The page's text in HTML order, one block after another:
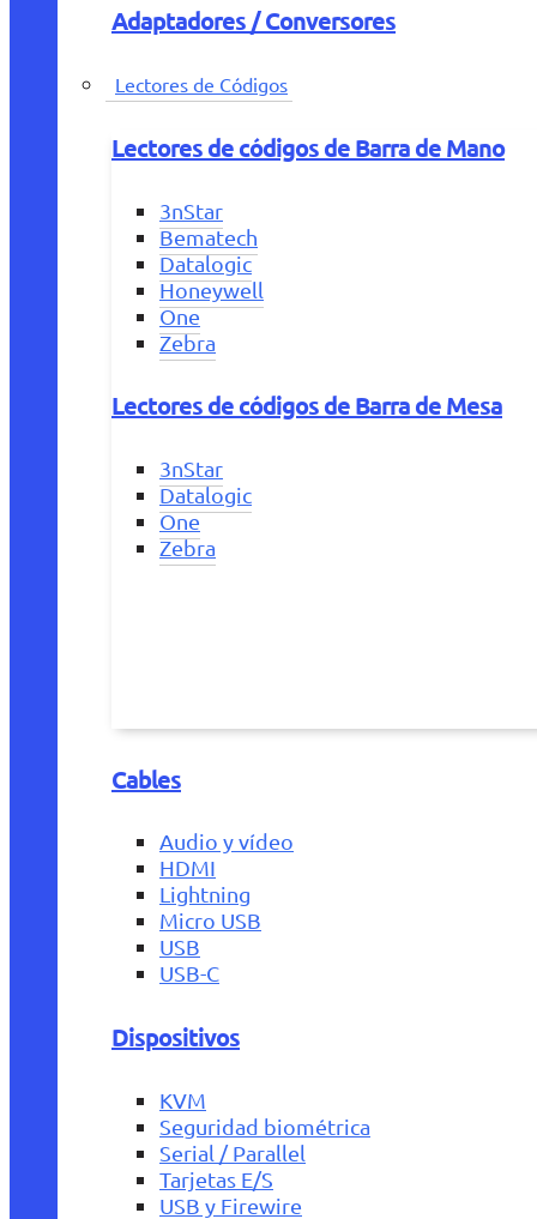
Adaptadores / Conversores
Lectores de Códigos
Lectores de códigos de Barra de Mano
3nStar
Bematech
Datalogic
Honeywell
One
Zebra
Lectores de códigos de Barra de Mesa
3nStar
Datalogic
One
Zebra
Cables
Audio y vídeo
HDMI
Lightning
Micro USB
USB
USB-C
Dispositivos
KVM
Seguridad biométrica
Serial / Parallel
Tarjetas E/S
USB y Firewire